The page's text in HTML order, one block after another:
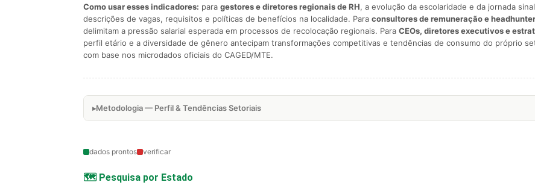
Como usar esses indicadores: para gestores e diretores regionais de RH, a evolução da escolaridade e da jornada
descrições de vagas, requisitos e políticas de benefícios na localidade. Para consultores de remuneração e
delimitam a pressão salarial esperada em processos de recolocação regionais. Para CEOs, diretores executivos e
perfil etário e a diversidade de gênero antecipam transformações competitivas e tendências de consumo do próprio
com base nos microdados oficiais do CAGED/MTE.
Metodologia — Perfil & Tendências Setoriais
dados prontos verificar
🗺️ Pesquisa por Estado